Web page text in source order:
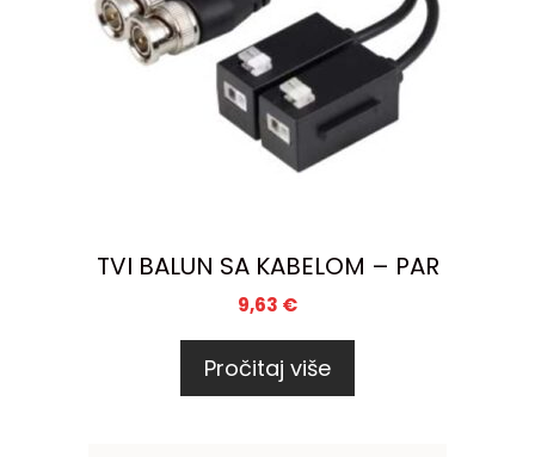
TVI BALUN SA KABELOM – PAR
9,63 €
Pročitaj više